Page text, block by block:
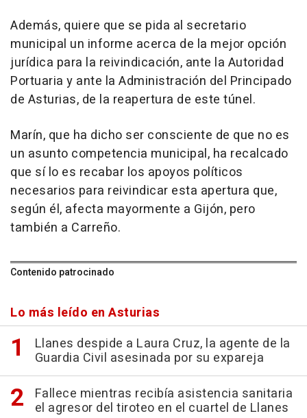
Además, quiere que se pida al secretario
municipal un informe acerca de la mejor opción
jurídica para la reivindicación, ante la Autoridad
Portuaria y ante la Administración del Principado
de Asturias, de la reapertura de este túnel.
Marín, que ha dicho ser consciente de que no es
un asunto competencia municipal, ha recalcado
que sí lo es recabar los apoyos políticos
necesarios para reivindicar esta apertura que,
según él, afecta mayormente a Gijón, pero
también a Carreño.
Contenido patrocinado
Lo más leído en Asturias
Llanes despide a Laura Cruz, la agente de la
Guardia Civil asesinada por su expareja
Fallece mientras recibía asistencia sanitaria
el agresor del tiroteo en el cuartel de Llanes